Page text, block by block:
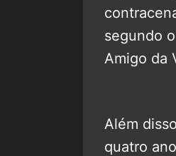
segundo
Amigo da
Além
quatro